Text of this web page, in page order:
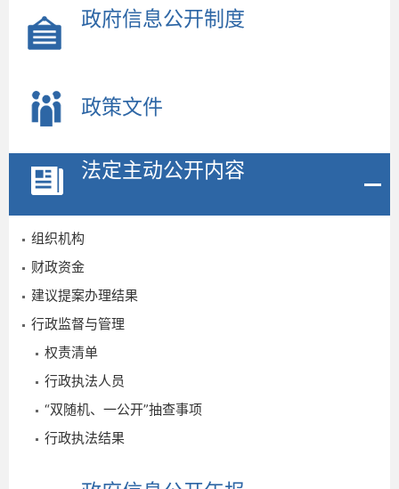
政府信息公开制度
政策文件
法定主动公开内容
组织机构
财政资金
建议提案办理结果
行政监督与管理
权责清单
行政执法人员
“双随机、一公开”抽查事项
行政执法结果